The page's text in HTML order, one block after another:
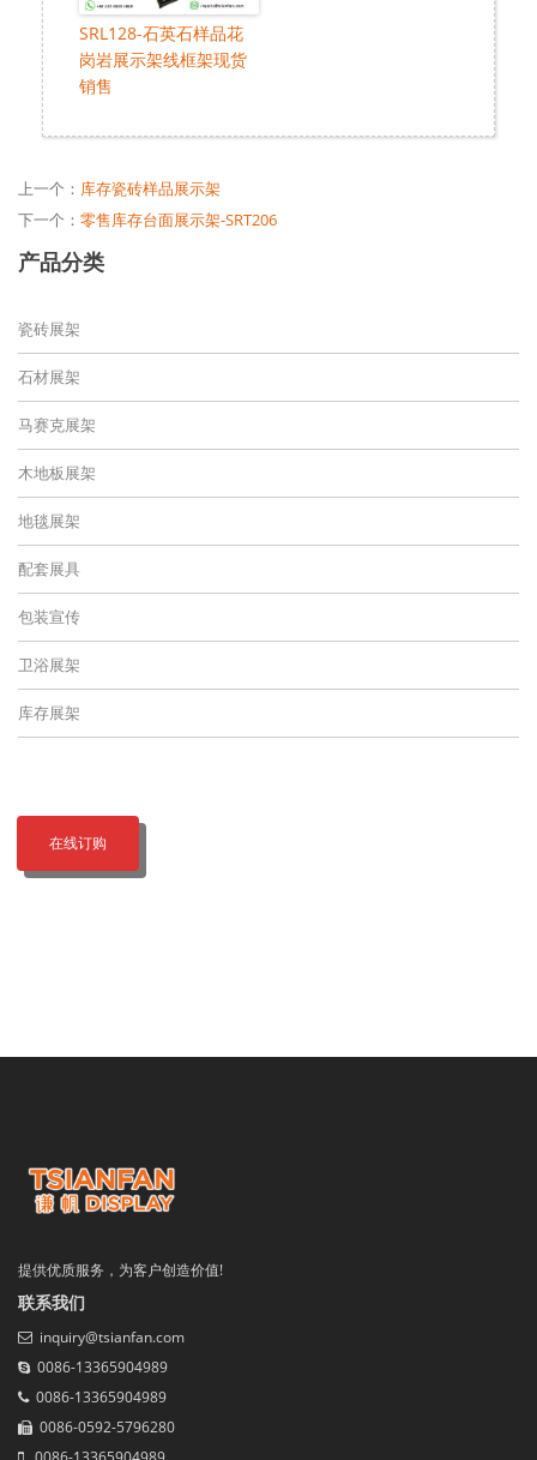
SRL128-石英石样品花
岗岩展示架线框架现货
销售
上一个： 库存瓷砖样品展示架
下一个： 零售库存台面展示架-SRT206
产品分类
瓷砖展架
石材展架
马赛克展架
木地板展架
地毯展架
配套展具
包装宣传
卫浴展架
库存展架
在线订购
提供优质服务，为客户创造价值!
联系我们
inquiry@tsianfan.com
0086-13365904989
0086-13365904989
0086-0592-5796280